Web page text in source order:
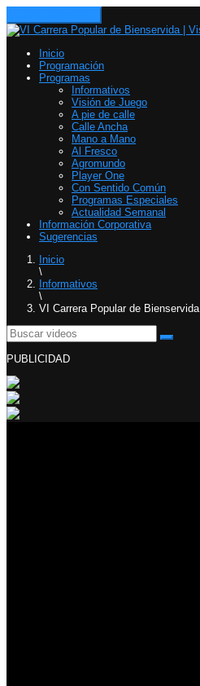
Inicio
Programación
Programas
Informativos
Visión de Juego
A pie de calle
Calle Ancha
Mano a Mano
Al Fresco
Agromundo
Player One
Con Sentido Común
Programas Especiales
Actualidad Semanal
Información Corporativa
Sugerencias
Inicio
\
Informativos
\
VI Carrera Popular de Bienservida
PUBLICIDAD